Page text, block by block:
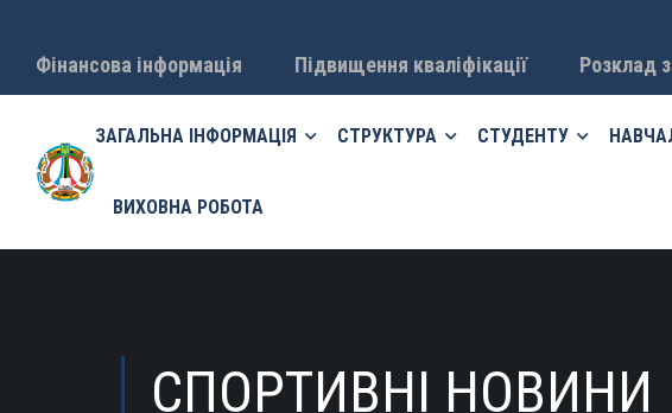
Фінансова інформація Підвищення кваліфікації Розклад
ЗАГАЛЬНА ІНФОРМАЦІЯ СТРУКТУРА СТУДЕНТУ
ВИХОВНА РОБОТА
СПОРТИВНІ НОВИНИ